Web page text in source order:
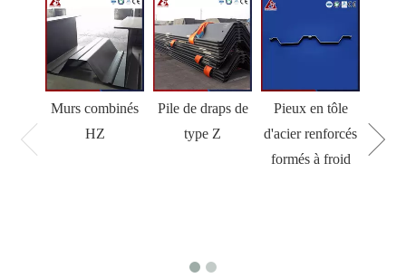
Murs combinés
HZ
Pile de draps de
type Z
Pieux en tôle
d'acier renforcés
formés à froid